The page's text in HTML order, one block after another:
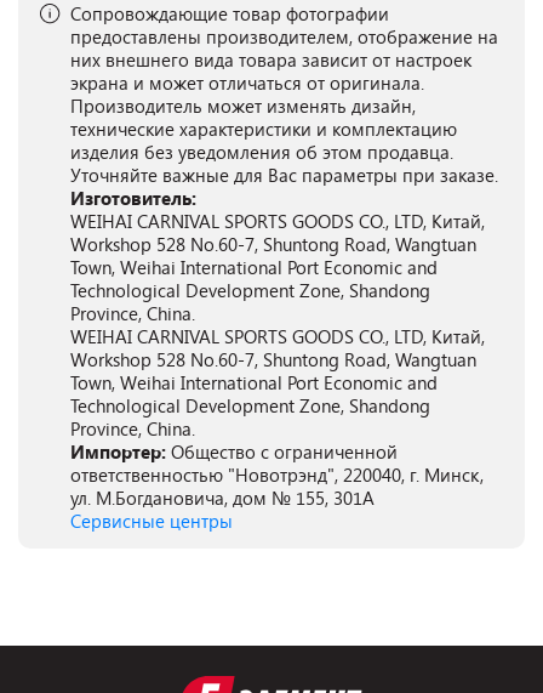
Сопровождающие товар фотографии
предоставлены производителем, отображение на
них внешнего вида товара зависит от настроек
экрана и может отличаться от оригинала.
Производитель может изменять дизайн,
технические характеристики и комплектацию
изделия без уведомления об этом продавца.
Уточняйте важные для Вас параметры при заказе.
Изготовитель:
WEIHAI CARNIVAL SPORTS GOODS CO., LTD, Китай,
Workshop 528 No.60-7, Shuntong Road, Wangtuan
Town, Weihai International Port Economic and
Technological Development Zone, Shandong
Province, China.
WEIHAI CARNIVAL SPORTS GOODS CO., LTD, Китай,
Workshop 528 No.60-7, Shuntong Road, Wangtuan
Town, Weihai International Port Economic and
Technological Development Zone, Shandong
Province, China.
Импортер: Общество с ограниченной
ответственностью "Новотрэнд", 220040, г. Минск,
ул. М.Богдановича, дом № 155, 301А
Сервисные центры